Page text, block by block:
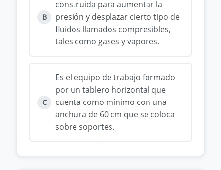
B
construida para aumentar la
presión y desplazar cierto tipo de
fluidos llamados compresibles,
tales como gases y vapores.
C
Es el equipo de trabajo formado
por un tablero horizontal que
cuenta como mínimo con una
anchura de 60 cm que se coloca
sobre soportes.